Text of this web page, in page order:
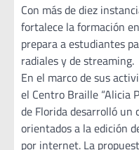
Con más de diez
fortalece la formación
prepara a estudiantes
radiales y de streaming.
En el marco de sus
el Centro Braille “Alicia
de Florida desarrolló
orientados a la edición
por internet. La